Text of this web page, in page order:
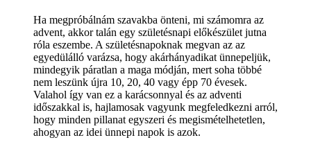
Ha megpróbálnám szavakba önteni, mi számomra az
advent, akkor talán egy születésnapi előkészület jutna
róla eszembe. A születésnapoknak megvan az az
egyedülálló varázsa, hogy akárhányadikat ünnepeljük,
mindegyik páratlan a maga módján, mert soha többé
nem leszünk újra 10, 20, 40 vagy épp 70 évesek.
Valahol így van ez a karácsonnyal és az adventi
időszakkal is, hajlamosak vagyunk megfeledkezni arról,
hogy minden pillanat egyszeri és megismételhetetlen,
ahogyan az idei ünnepi napok is azok.